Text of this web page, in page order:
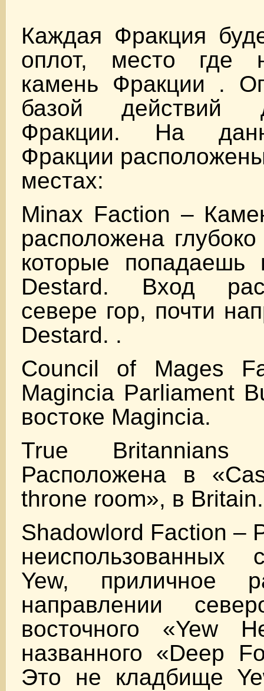
Каждая Фракция
оплот, место где
камень Фракции .
базой действий
Фракции. На
Фракции
местах:
Minax Faction –
расположена
которые попадаешь
Destard. Вход
севере гор, почти
Destard. .
Council of Mages
Magincia Parliament
востоке Magincia.
True
Расположена в
throne room», в Britain.
Shadowlord Faction –
неиспользованных
Yew, приличное
направлении
восточного «Yew
названного «Deep
Это не кладбище